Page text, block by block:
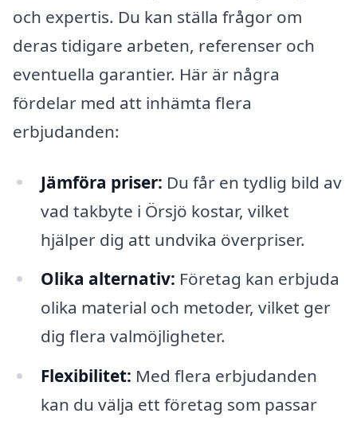
och expertis. Du kan ställa frågor om
deras tidigare arbeten, referenser och
eventuella garantier. Här är några
fördelar med att inhämta flera
erbjudanden:
Jämföra priser: Du får en tydlig bild av
vad takbyte i Örsjö kostar, vilket
hjälper dig att undvika överpriser.
Olika alternativ: Företag kan erbjuda
olika material och metoder, vilket ger
dig flera valmöjligheter.
Flexibilitet: Med flera erbjudanden
kan du välja ett företag som passar